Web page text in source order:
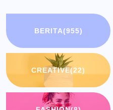
BERITA(955)
CREATIVE(22)